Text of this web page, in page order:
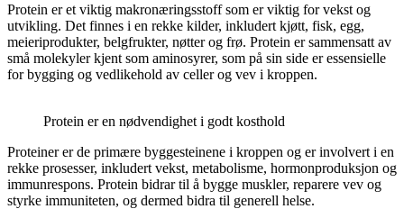
Protein er et viktig makronæringsstoff som er viktig for vekst og
utvikling. Det finnes i en rekke kilder, inkludert kjøtt, fisk, egg,
meieriprodukter, belgfrukter, nøtter og frø. Protein er sammensatt av
små molekyler kjent som aminosyrer, som på sin side er essensielle
for bygging og vedlikehold av celler og vev i kroppen.
Protein er en nødvendighet i godt kosthold
Proteiner er de primære byggesteinene i kroppen og er involvert i en
rekke prosesser, inkludert vekst, metabolisme, hormonproduksjon og
immunrespons. Protein bidrar til å bygge muskler, reparere vev og
styrke immuniteten, og dermed bidra til generell helse.